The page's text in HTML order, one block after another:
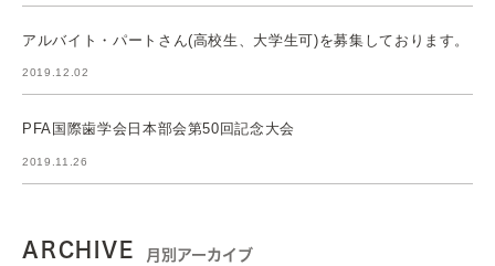
アルバイト・パートさん(高校生、大学生可)を募集しております。
2019.12.02
PFA国際歯学会日本部会第50回記念大会
2019.11.26
ARCHIVE 月別アーカイブ